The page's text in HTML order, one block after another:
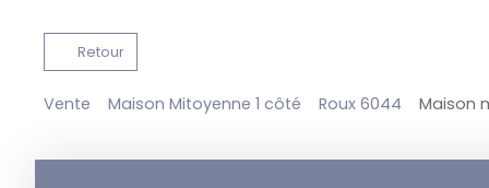
Retour
Vente Maison Mitoyenne 1 côté Roux 6044 Maison